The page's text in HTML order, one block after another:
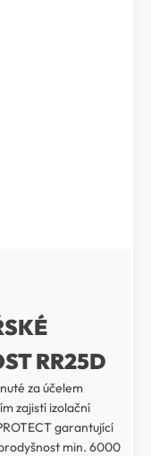
RR25D
za účelem
zajistí izolační
garantující
min. 6000